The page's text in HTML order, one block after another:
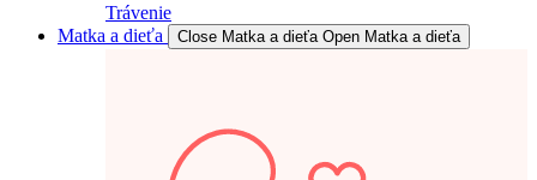
Trávenie
Matka a dieťa
Close Matka a dieťa Open Matka a dieťa